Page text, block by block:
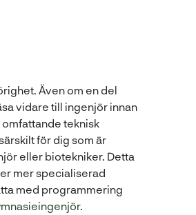
Även om en del
vidare till ingenjör innan
teknisk
för dig som är
eller biotekniker. Detta
mer specialiserad
med programmering
.